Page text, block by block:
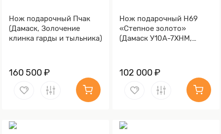
Нож подарочный Пчак
(Дамаск, Золочение
клинка гарды и тыльника)
160 500 ₽
Нож подарочный Н69
«Степное золото»
(Дамаск У10А-7ХНМ,
и тыльника)
102 000 ₽